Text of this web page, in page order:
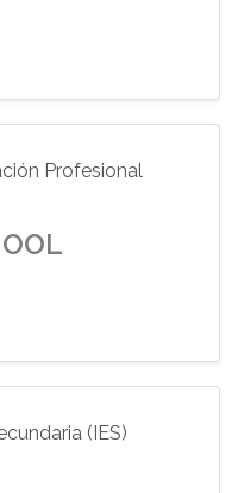
Profesional
(IES)